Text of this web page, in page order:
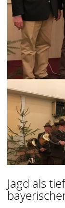
Jagd als